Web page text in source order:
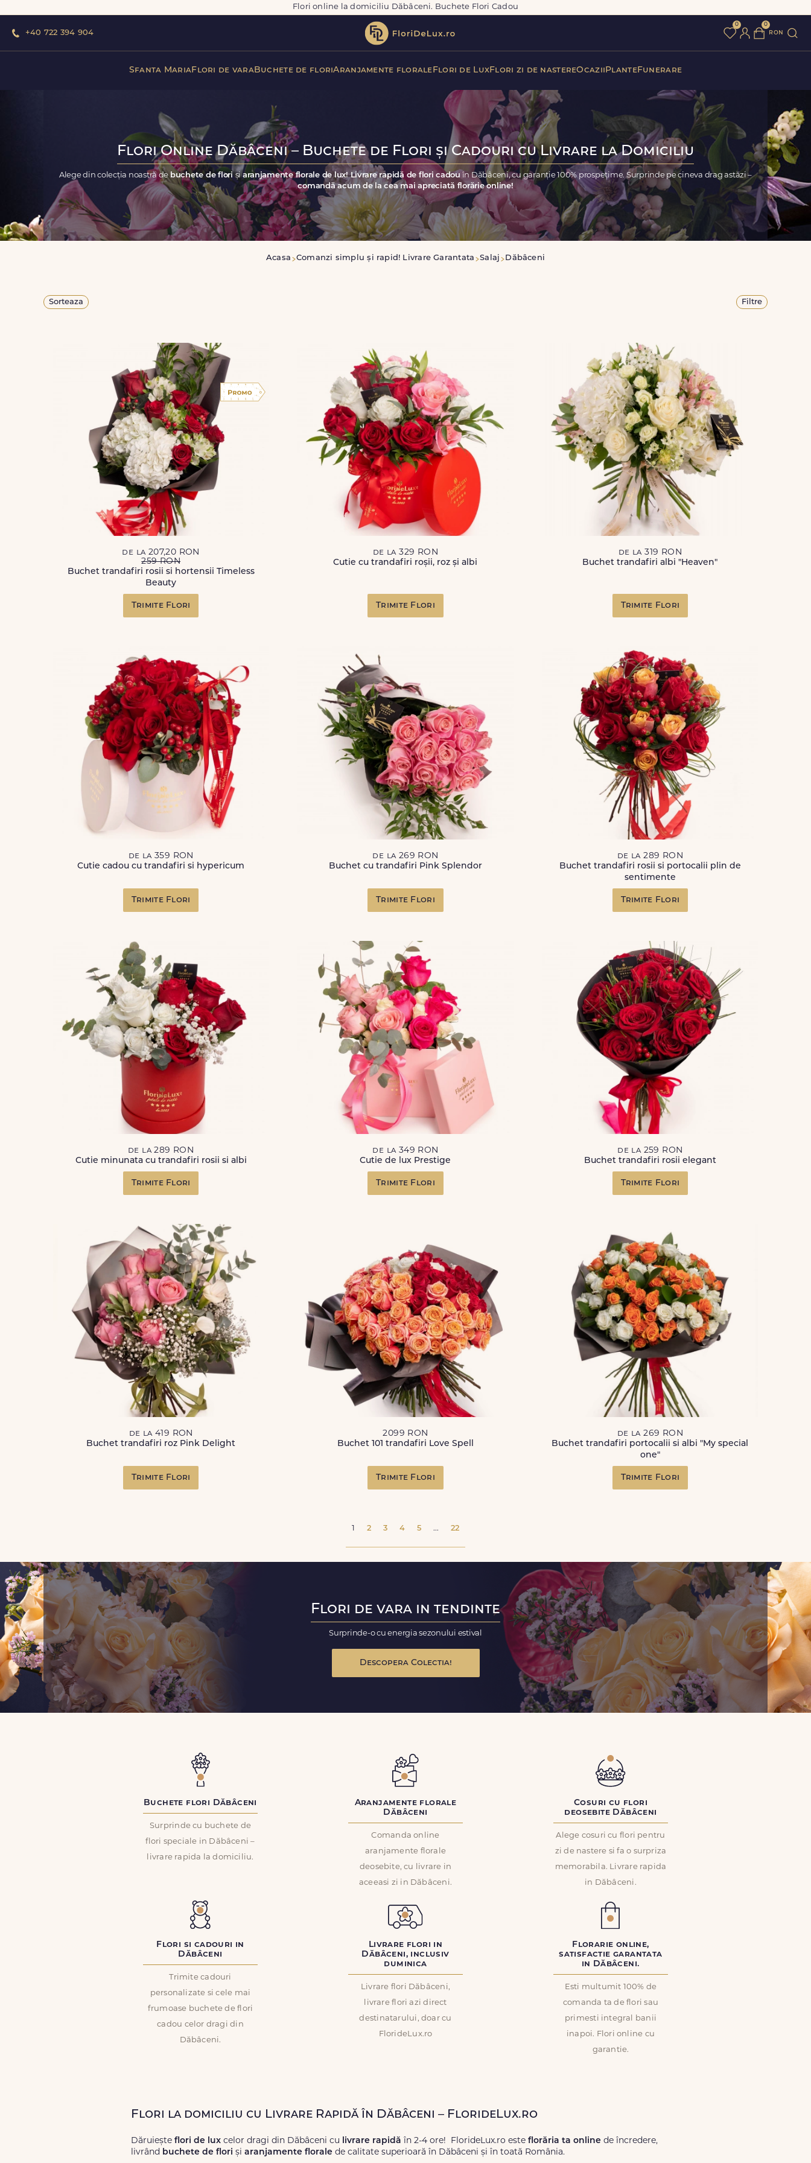
Flori online la domiciliu Dăbâceni. Buchete Flori Cadou
+40 722 394 904
0 0
ron
Sfanta MariaFlori de varaBuchete de floriAranjamente florale Flori de LuxFlori zi de nastereOcazii PlanteFunerare
Flori Online Dăbâceni – Buchete de Flori și Cadouri cu Livrare la Domiciliu
Alege din colecția noastră de buchete de flori șiaranjamente florale de lux! Livrare rapidă de flori cadou în Dăbâceni, cu garanție 100% prospețime. Surprinde pe cineva drag astăzi –
comandă acum de la cea mai apreciată florărie online!
Acasa Comanzi simplu și rapid! Livrare Garantata Salaj Dăbâceni
Sorteaza Filtre
de la 207,20 RON
259 RON
Buchet trandafiri rosii si hortensii Timeless
Beauty
Trimite Flori
de la 329 RON
Cutie cu trandafiri roșii, roz și albi
Trimite Flori
de la 319 RON
Buchet trandafiri albi "Heaven"
Trimite Flori
de la 359 RON
Cutie cadou cu trandafiri si hypericum
Trimite Flori
de la 269 RON
Buchet cu trandafiri Pink Splendor
Trimite Flori
de la 289 RON
Buchet trandafiri rosii si portocalii plin de
sentimente
Trimite Flori
de la 289 RON
Cutie minunata cu trandafiri rosii si albi
Trimite Flori
de la 349 RON
Cutie de lux Prestige
Trimite Flori
de la 259 RON
Buchet trandafiri rosii elegant
Trimite Flori
de la 419 RON
Buchet trandafiri roz Pink Delight
Trimite Flori
2099 RON
Buchet 101 trandafiri Love Spell
Trimite Flori
de la 269 RON
Buchet trandafiri portocalii si albi "My special
one"
Trimite Flori
1 2 3 4 5 ... 22
Flori de vara in tendinte
Surprinde-o cu energia sezonului estival
Descopera Colectia!
Buchete flori Dăbâceni
Surprinde cu buchete de
flori speciale in Dăbâceni –
livrare rapida la domiciliu.
Aranjamente florale
Dăbâceni
Comanda online
aranjamente florale
deosebite, cu livrare in
aceeasi zi in Dăbâceni.
Cosuri cu flori
deosebite Dăbâceni
Alege cosuri cu flori pentru
zi de nastere si fa o surpriza
memorabila. Livrare rapida
in Dăbâceni.
Flori si cadouri in
Dăbâceni
Trimite cadouri
personalizate si cele mai
frumoase buchete de flori
cadou celor dragi din
Dăbâceni.
Livrare flori in
Dăbâceni, inclusiv
duminica
Livrare flori Dăbâceni,
livrare flori azi direct
destinatarului, doar cu
FlorideLux.ro
Florarie online,
satisfactie garantata
in Dăbâceni.
Esti multumit 100% de
comanda ta de flori sau
primesti integral banii
inapoi. Flori online cu
garantie.
Flori la domiciliu cu Livrare Rapidă în Dăbâceni – FlorideLux.ro
Dăruiește flori de lux celor dragi din Dăbâceni cu livrare rapidă în 2-4 ore! FlorideLux.ro este florăria ta online de încredere,
livrând buchete de flori și aranjamente florale de calitate superioară în Dăbâceni și în toată România.